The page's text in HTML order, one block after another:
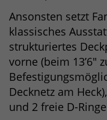
Ansonsten setzt
klassisches
strukturiertes
vorne (beim 13’6″
Decknetz am
und 2 freie D-